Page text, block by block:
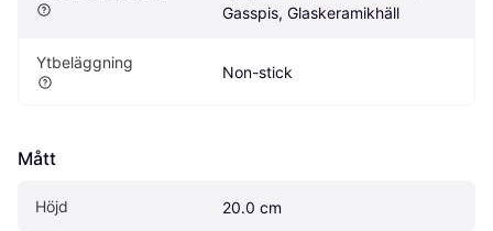
Gasspis, Glaskeramikhäll
Ytbeläggning
Non-stick
Mått
Höjd 20.0 cm